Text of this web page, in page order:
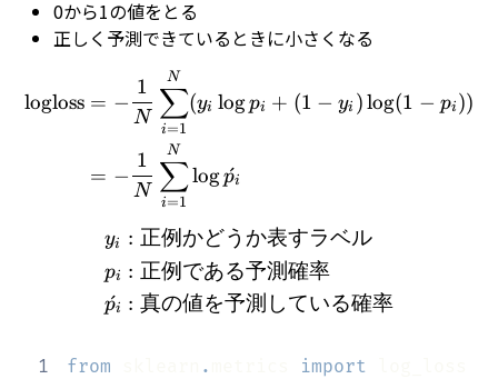
0から1の値をとる
正しく予測できているときに小さくなる
logloss = −
N
1
i=1
∑
N
(yi logpi + (1 − yi )log(1 − pi ))
= −
N
1
i=1
∑
N
logp
ˊi
\begin{align} y_{i} &: 正
yi
pi
p
ˊi
: 正例かどうか表すラベル
: 正例である予測確率
: 真の値を予測している確率
1 from . import